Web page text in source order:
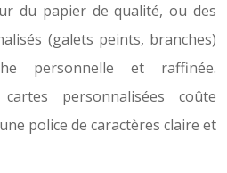
du papier de qualité, ou des
(galets peints, branches)
personnelle et raffinée.
personnalisées coûte
police de caractères claire et